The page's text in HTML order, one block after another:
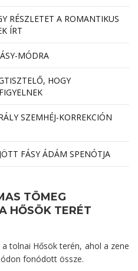
RÉSZLETET A ROMANTIKUS
ÍRT
MÓDRA
HOGY
SZEMHÉJ-KORREKCIÓN
FÁSY ÁDÁM SPENÓTJA
TÖMEG
HŐSÖK TERÉT
tolnai Hősök terén, ahol a zene
fonódott össze.